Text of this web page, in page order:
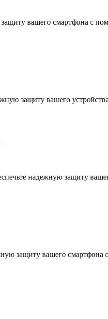
вашего смартфона с
защиту вашего
надежную защиту
защиту вашего смартфона